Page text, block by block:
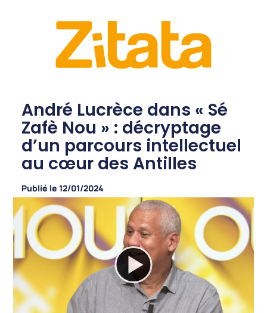
André Lucrèce dans « Sé
Zafè Nou » : décryptage
d’un parcours intellectuel
au cœur des Antilles
Publié le 12/01/2024